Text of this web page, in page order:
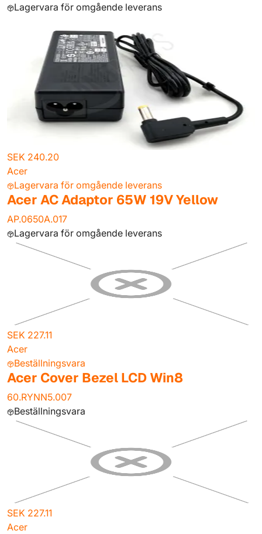
Lagervara för omgående leverans
SEK 240.20
Acer
Lagervara för omgående leverans
Acer AC Adaptor 65W 19V Yellow
AP.0650A.017
Lagervara för omgående leverans
SEK 227.11
Acer
Beställningsvara
Acer Cover Bezel LCD Win8
60.RYNN5.007
Beställningsvara
SEK 227.11
Acer